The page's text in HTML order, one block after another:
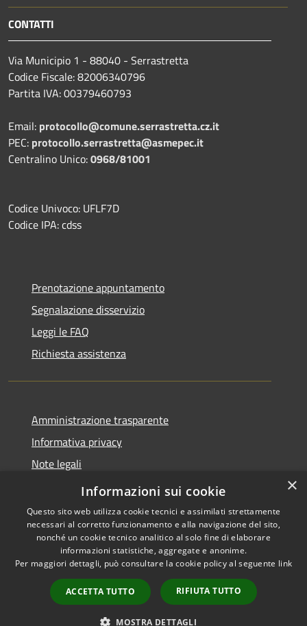
CONTATTI
Via Municipio 1 - 88040 - Serrastretta
Codice Fiscale: 82006340796
Partita IVA: 00379460793
Email: protocollo@comune.serrastretta.cz.it
PEC: protocollo.serrastretta@asmepec.it
Centralino Unico:0968/81001
Codice Univoco: UFLF7D
Codice IPA: cdss
Prenotazione appuntamento
Segnalazione disservizio
Leggi le FAQ
Richiesta assistenza
Amministrazione trasparente
Informativa privacy
Note legali
Dichiarazione di accessibilità
Accessibilità
Copyright © 2026 • Comune di
Serrastretta • Powered by
Municipium•
Accesso
redazione
×
Informazioni sui cookie
Questo sito web utilizza cookie tecnici e assimilati strettamente
necessari al corretto funzionamento e alla navigazione del sito,
nonché un cookie tecnico analitico al solo fine di elaborare
informazioni statistiche, aggregate e anonime.
Per maggiori dettagli, può consultare la cookie policy al seguente link
ACCETTA TUTTO RIFIUTA TUTTO
MOSTRA DETTAGLI